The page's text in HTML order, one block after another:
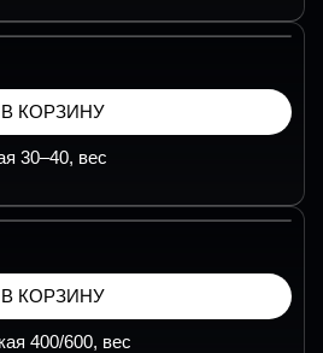
В КОРЗИНУ
30–40, вес
В КОРЗИНУ
400/600, вес